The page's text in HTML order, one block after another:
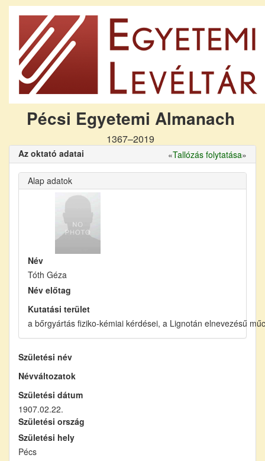
Pécsi Egyetemi Almanach
1367–2019
Az oktató adatai «Tallózás folytatása»
Alap adatok
Név
Tóth Géza
Név előtag
Kutatási terület
a bőrgyártás fiziko-kémiai kérdései, a Lignotán elnevezésű
Születési név
Névváltozatok
Születési dátum
1907.02.22.
Születési ország
Születési hely
Pécs